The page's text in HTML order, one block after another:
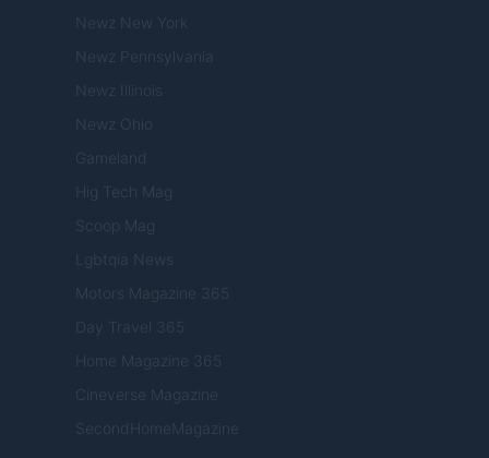
Newz New York
Newz Pennsylvania
Newz Illinois
Newz Ohio
Gameland
Hig Tech Mag
Scoop Mag
Lgbtqia News
Motors Magazine 365
Day Travel 365
Home Magazine 365
Cineverse Magazine
SecondHomeMagazine